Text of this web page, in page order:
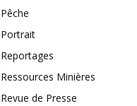
Pêche
Portrait
Reportages
Ressources Minières
Revue de Presse